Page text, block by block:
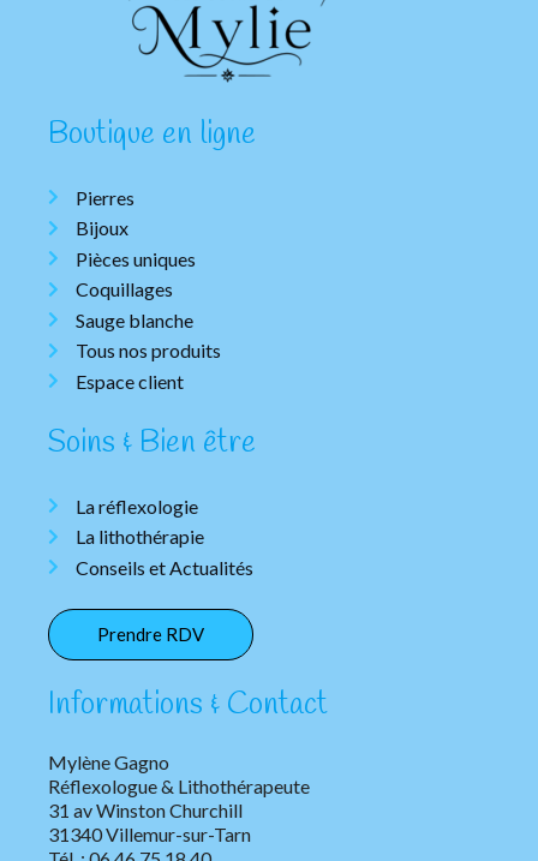
Boutique en ligne
Pierres
Bijoux
Pièces uniques
Coquillages
Sauge blanche
Tous nos produits
Espace client
Soins & Bien être
La réflexologie
La lithothérapie
Conseils et Actualités
Prendre RDV
Informations & Contact
Mylène Gagno
Réflexologue & Lithothérapeute
31 av Winston Churchill
31340 Villemur-sur-Tarn